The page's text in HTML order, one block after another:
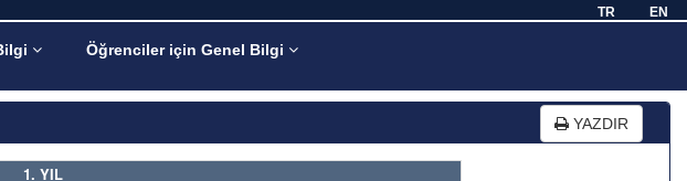
TR EN
Öğrenciler için Genel Bilgi
YAZDIR
1. YIL